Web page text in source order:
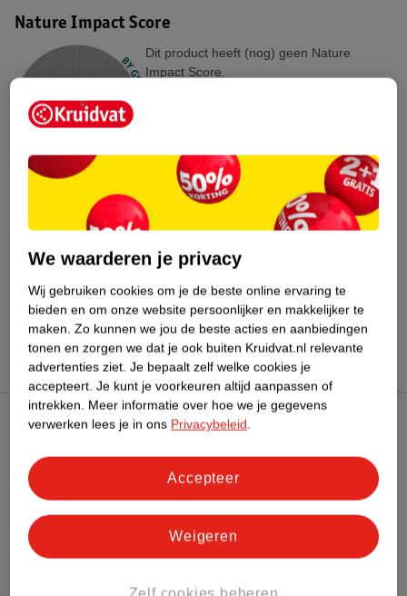
Nature Impact Score
Dit product heeft (nog) geen Nature
Impact Score.
Bestel & Bezorginformatie
Bekijk ook
Alle Inhalator
Hoe controleren wij de reviews?
Kruidvat Club
Klantenservice
Over Kruidvat
We waarderen je privacy
Wij gebruiken cookies om je de beste online ervaring te
bieden en om onze website persoonlijker en makkelijker te
maken. Zo kunnen we jou de beste acties en aanbiedingen
tonen en zorgen we dat je ook buiten Kruidvat.nl relevante
advertenties ziet. Je bepaalt zelf welke cookies je
accepteert. Je kunt je voorkeuren altijd aanpassen of
intrekken. Meer informatie over hoe we je gegevens
verwerken lees je in ons Privacybeleid.
Weigeren
Accepteer